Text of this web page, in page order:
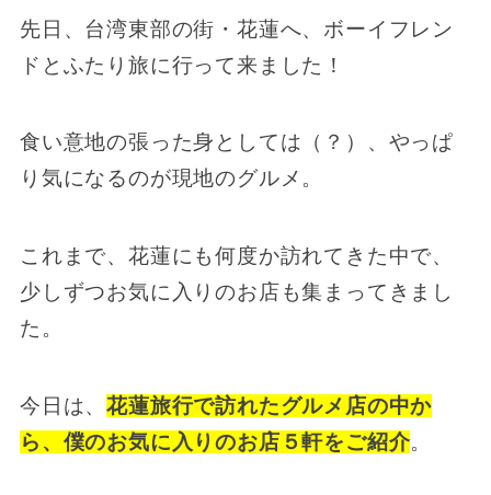
先日、台湾東部の街・花蓮へ、ボーイフレン
ドとふたり旅に行って来ました！
食い意地の張った身としては（？）、やっぱ
り気になるのが現地のグルメ。
これまで、花蓮にも何度か訪れてきた中で、
少しずつお気に入りのお店も集まってきまし
た。
今日は、花蓮旅行で訪れたグルメ店の中か
ら、僕のお気に入りのお店５軒をご紹介。